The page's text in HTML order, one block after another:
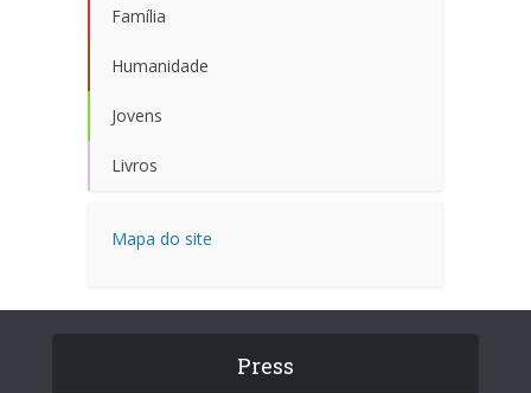
Família
Humanidade
Jovens
Livros
Mapa do site
Press